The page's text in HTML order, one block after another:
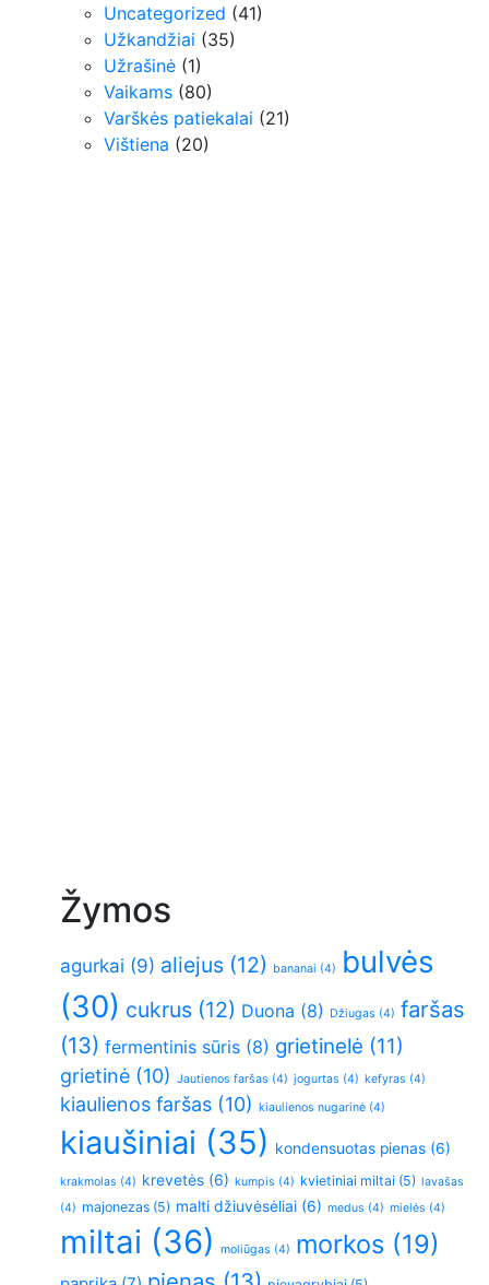
Uncategorized (41)
Užkandžiai (35)
Užrašinė (1)
Vaikams (80)
Varškės patiekalai (21)
Vištiena (20)
Žymos
agurkai (9) aliejus (12) bananai (4)
bulvės
(30) cukrus (12) Duona (8) Džiugas (4) faršas
(13) fermentinis sūris (8) grietinelė (11)
grietinė (10) Jautienos faršas (4) jogurtas (4) kefyras (4)
kiaulienos faršas (10) kiaulienos nugarinė (4)
kiaušiniai (35) kondensuotas pienas (6)
krakmolas (4) krevetės (6) kumpis (4) kvietiniai miltai (5) lavašas
(4) majonezas (5) malti džiuvėsėliai (6) medus (4) mielės (4)
miltai (36) moliūgas (4) morkos (19)